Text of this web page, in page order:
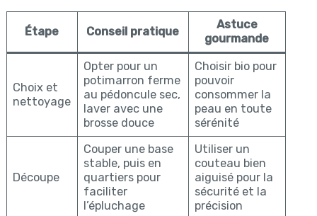
Étape Conseil pratique
Astuce
gourmande
Choix et
nettoyage
Opter pour un
potimarron ferme
au pédoncule sec,
laver avec une
brosse douce
Choisir bio pour
pouvoir
consommer la
peau en toute
sérénité
Découpe
Couper une base
stable, puis en
quartiers pour
faciliter
l’épluchage
Utiliser un
couteau bien
aiguisé pour la
sécurité et la
précision